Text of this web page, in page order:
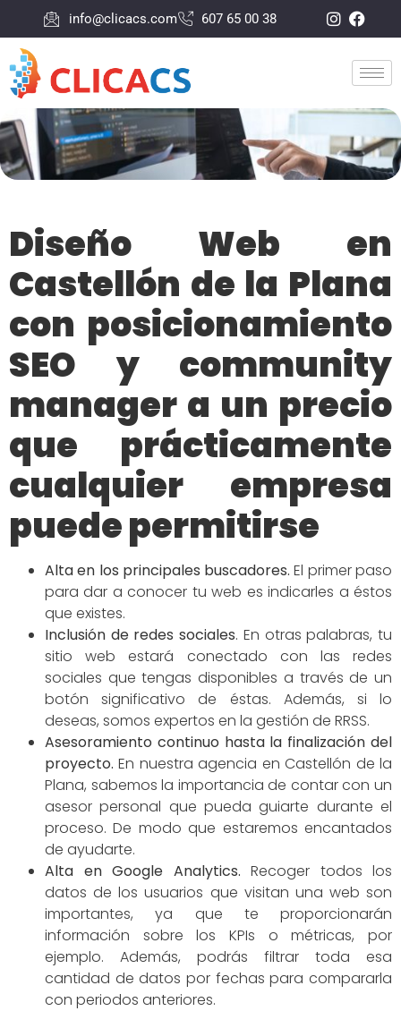
info@clicacs.com 607 65 00 38
Diseño Web en
Castellón de la Plana
con posicionamiento
SEO y community
manager a un precio
que prácticamente
cualquier empresa
puede permitirse
Alta en los principales buscadores. El primer paso
para dar a conocer tu web es indicarles a éstos
que existes.
Inclusión de redessociales. En otras palabras, tu
sitio web estará conectado con las redes
sociales que tengas disponibles a través de un
botón significativo de éstas. Además, si lo
deseas, somos expertos en la gestión de RRSS.
Asesoramiento continuo hasta la finalización del
proyecto. En nuestra agencia en Castellón de la
Plana, sabemos la importancia de contar con un
asesor personal que pueda guiarte durante el
proceso. De modo que estaremos encantados
de ayudarte.
Alta en Google Analytics. Recoger todos los
datos de los usuarios que visitan una web son
importantes, ya que te proporcionarán
información sobre los KPIs o métricas, por
ejemplo. Además, podrás filtrar toda esa
cantidad de datos por fechas para compararla
con periodos anteriores.